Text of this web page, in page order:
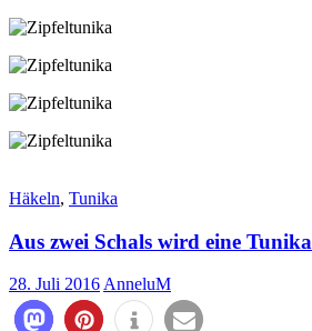
Häkeln, Tunika
Aus zwei Schals wird eine Tunika
28. Juli 2016AnneluM
4156